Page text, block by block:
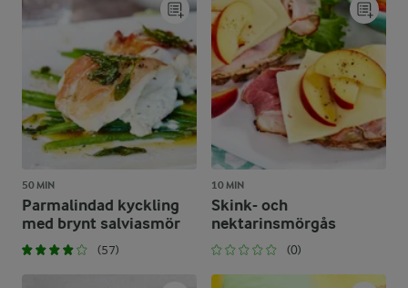
50 MIN
Parmalindad kyckling
med brynt salviasmör
(57)
10 MIN
Skink- och
nektarinsmörgås
(0)